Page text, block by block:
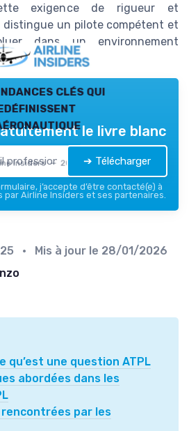
exigence de rigueur et
distingue un pilote compétent et
dans un environnement
mutation.
clés qui
Insiders — 2026
le livre blanc
➔ Télécharger
j’accepte d’être contacté(e) à
par Airline Insiders et ses partenaires.
• Mis à jour le 28/01/2026
qu’est une question ATPL
abordées dans les
par les